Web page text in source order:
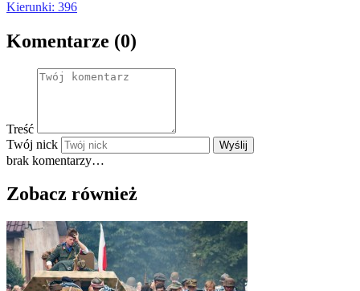
Kierunki: 396
Komentarze (0)
Treść
Twój nick
Wyślij
brak komentarzy…
Zobacz również